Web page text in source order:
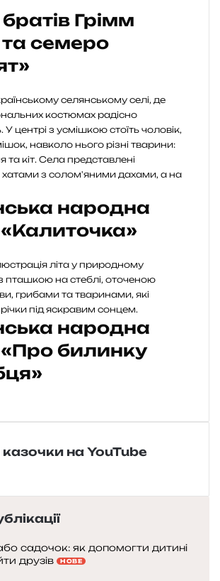
Грімм
семеро
народна
народна
билинку
казочки на YouTube
садочок: як допомогти дитині
друзів
НОВЕ